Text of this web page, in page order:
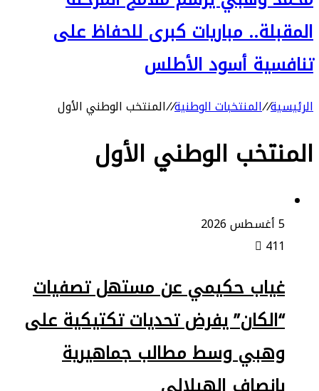
المقبلة.. مباريات كبرى للحفاظ على
تنافسية أسود الأطلس
الرئيسية//المنتخبات الوطنية//المنتخب الوطني الأول
المنتخب الوطني الأول
5 أغسطس 2026
411
غياب حكيمي عن مستهل تصفيات
“الكان” يفرض تحديات تكتيكية على
وهبي وسط مطالب جماهيرية